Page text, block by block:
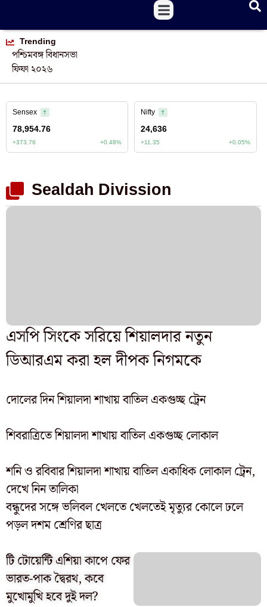
Trending
পশ্চিমবঙ্গ বিধানসভা
ফিফা ২০২৬
বন্ধুদের সঙ্গে ভলিবল খেলতে খেলতেই মৃত্যুর কোলে ঢলে
পড়ল দশম শ্রেণির ছাত্র
টি টোয়েন্টি এশিয়া কাপে ফের
ভারত-পাক দ্বৈরথ, কবে
মুখোমুখি হবে দুই দল?
Sealdah Divission
এসপি সিংকে সরিয়ে শিয়ালদার নতুন
ডিআরএম করা হল দীপক নিগমকে
দোলের দিন শিয়ালদা শাখায় বাতিল একগুচ্ছ ট্রেন
শিবরাত্রিতে শিয়ালদা শাখায় বাতিল একগুচ্ছ লোকাল
শনি ও রবিবার শিয়ালদা শাখায় বাতিল একাধিক লোকাল ট্রেন,
দেখে নিন তালিকা